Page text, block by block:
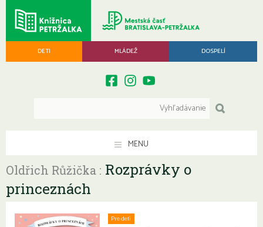
DETI MLÁDEŽ DOSPELÍ
MENU
Oldřich Růžička : Rozprávky o
princeznách
Pre deti